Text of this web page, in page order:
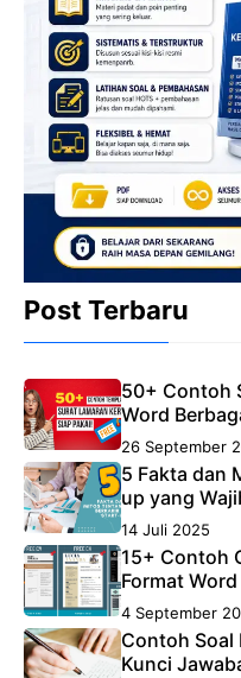
Post Terbaru
50+ Contoh
Word
26 September
5 Fakta dan
up yang
14 Juli 2025
15+ Contoh
Format
4 September
Contoh Soal
Kunci